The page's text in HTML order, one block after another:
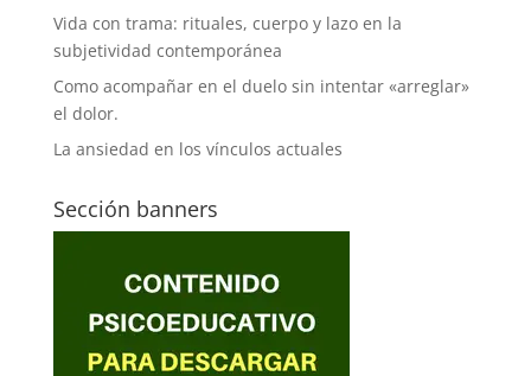
Vida con trama: rituales, cuerpo y lazo en la
subjetividad contemporánea
Como acompañar en el duelo sin intentar «arreglar»
el dolor.
La ansiedad en los vínculos actuales
Sección banners